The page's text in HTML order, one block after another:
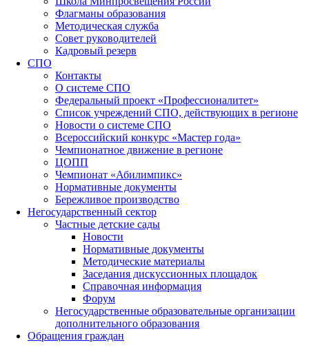
Флагманы образования
Методическая служба
Совет руководителей
Кадровый резерв
СПО
Контакты
О системе СПО
Федеральный проект «Профессионалитет»
Список учреждений СПО, действующих в регионе
Новости о системе СПО
Всероссийский конкурс «Мастер года»
Чемпионатное движение в регионе
ЦОПП
Чемпионат «Абилимпикс»
Нормативные документы
Бережливое производство
Негосударственный сектор
Частные детские сады
Новости
Нормативные документы
Методические материалы
Заседания дискуссионных площадок
Справочная информация
Форум
Негосударственные образовательные организации
дополнительного образования
Обращения граждан